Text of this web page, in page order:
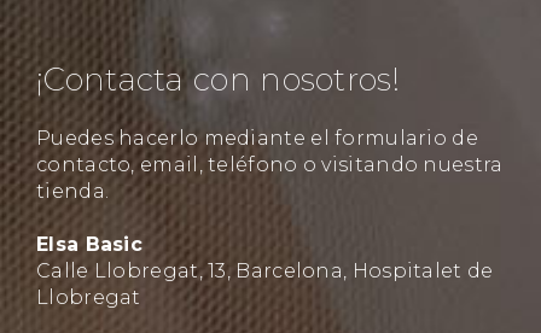
¡Contacta con nosotros!
Puedes hacerlo mediante el formulario de
contacto, email, teléfono o visitando nuestra
tienda.
Elsa Basic
Calle Llobregat, 13, Barcelona, Hospitalet de
Llobregat